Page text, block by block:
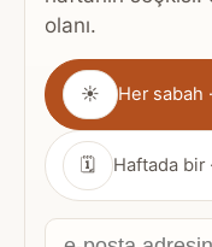
olanı.
Gönderim
sıklığı
☀ Her sabah
🗓 Haftada bir
E-